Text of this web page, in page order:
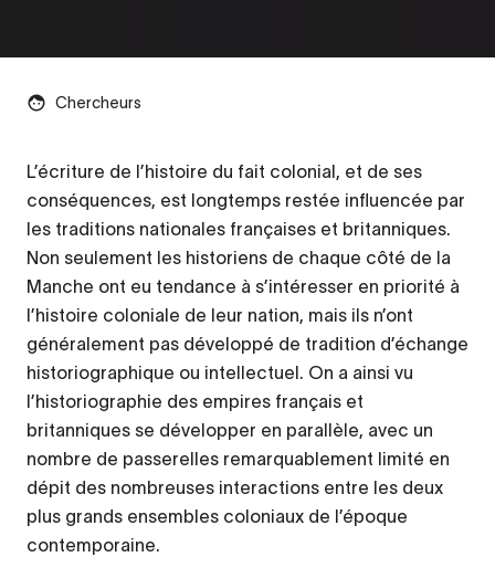
Chercheurs
Contenu
d’origine
L’écriture de l’histoire du fait colonial, et de ses
conséquences, est longtemps restée influencée par
les traditions nationales françaises et britanniques.
Non seulement les historiens de chaque côté de la
Manche ont eu tendance à s’intéresser en priorité à
l’histoire coloniale de leur nation, mais ils n’ont
généralement pas développé de tradition d’échange
historiographique ou intellectuel. On a ainsi vu
l’historiographie des empires français et
britanniques se développer en parallèle, avec un
nombre de passerelles remarquablement limité en
dépit des nombreuses interactions entre les deux
plus grands ensembles coloniaux de l’époque
contemporaine.